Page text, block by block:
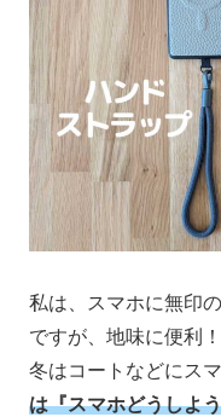
私は、スマホに無印
ですが、地味に便利！
冬はコートなどにス
は『スマホどうしよ